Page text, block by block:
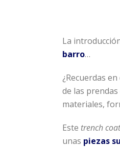
La
barro…
¿Recuerdas
de las
materiales,
Este trench coat
unas piezas